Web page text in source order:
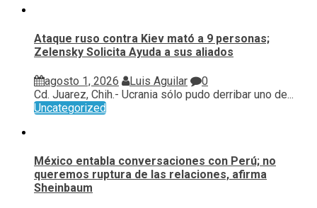
Ataque ruso contra Kiev mató a 9 personas;
Zelensky Solicita Ayuda a sus aliados
agosto 1, 2026 Luis Aguilar
0
Cd. Juarez, Chih.- Ucrania sólo pudo derribar uno de...
Uncategorized
México entabla conversaciones con Perú; no
queremos ruptura de las relaciones, afirma
Sheinbaum